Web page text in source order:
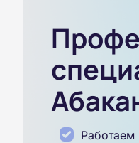
Работаем